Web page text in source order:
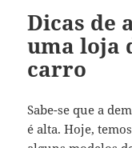
Dicas de
uma loja
carro
Sabe-se que a
é alta. Hoje,